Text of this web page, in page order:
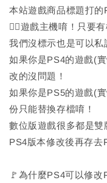
本站遊戲商品標題打的
🙅‍♂️遊戲主機唷！只要
我們沒標示也是可以私
如果你是PS4的遊戲(
改的沒問題！
如果你是PS5的遊戲(
份只能替換存檔唷！
數位版遊戲很多都是
PS4版本修改後再存去
🚩為什麼PS4可以修改